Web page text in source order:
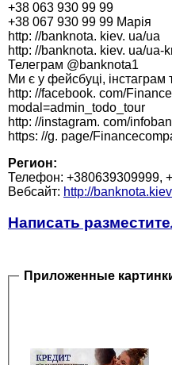
+38 063 930 99 99
+38 067 930 99 99 Марія
http: //banknota. kiev. ua/ua
http: //banknota. kiev. ua/ua-
Телеграм @banknota1
Ми є у фейсбуці, інстаграм
http: //facebook. com/
modal=admin_todo_tour
http: //instagram. com/
https: //g. page/
Регион:
Телефон: +380639309999,
Вебсайт: http://
Написать
Приложенные